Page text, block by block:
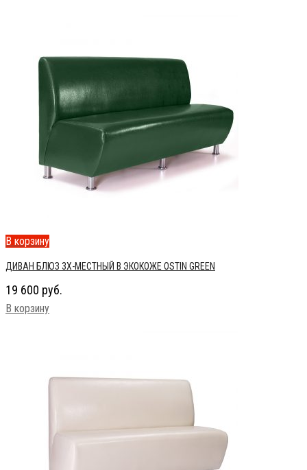
В корзину
ДИВАН БЛЮЗ 3Х-МЕСТНЫЙ В ЭКОКОЖЕ OSTIN GREEN
19 600 руб.
В корзину